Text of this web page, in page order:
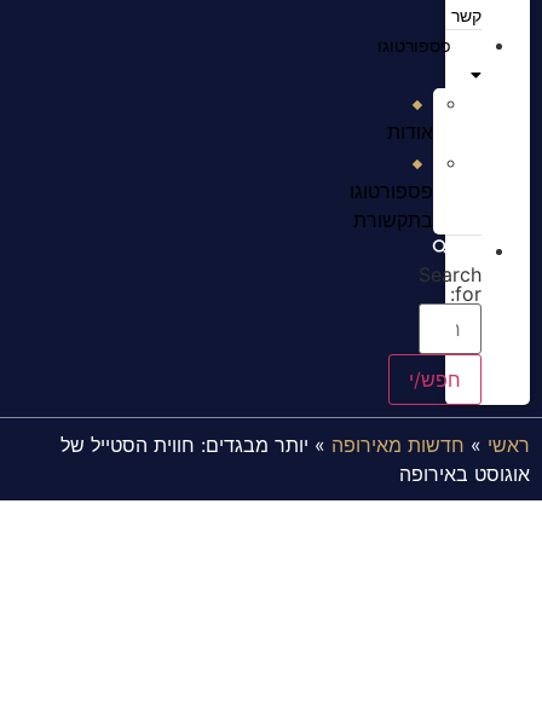
קשר
פספורטוגו
אודות
פספורטוגו
בתקשורת
Search
for:
ראשי » חדשות מאירופה » יותר מבגדים: חווית הסטייל של
אוגוסט באירופה